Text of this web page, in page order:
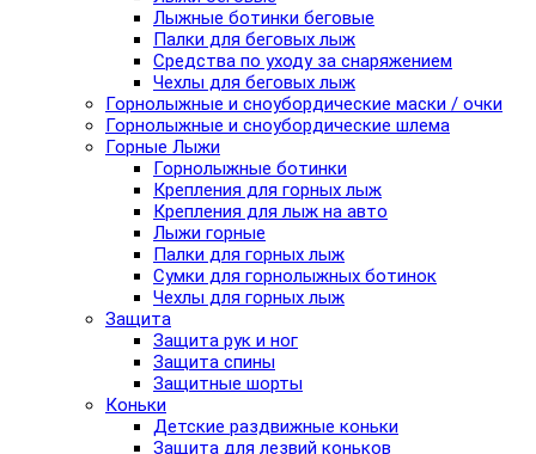
Лыжные ботинки беговые
Палки для беговых лыж
Средства по уходу за снаряжением
Чехлы для беговых лыж
Горнолыжные и сноубордические маски / очки
Горнолыжные и сноубордические шлема
Горные Лыжи
Горнолыжные ботинки
Крепления для горных лыж
Крепления для лыж на авто
Лыжи горные
Палки для горных лыж
Сумки для горнолыжных ботинок
Чехлы для горных лыж
Защита
Защита рук и ног
Защита спины
Защитные шорты
Коньки
Детские раздвижные коньки
Защита для лезвий коньков